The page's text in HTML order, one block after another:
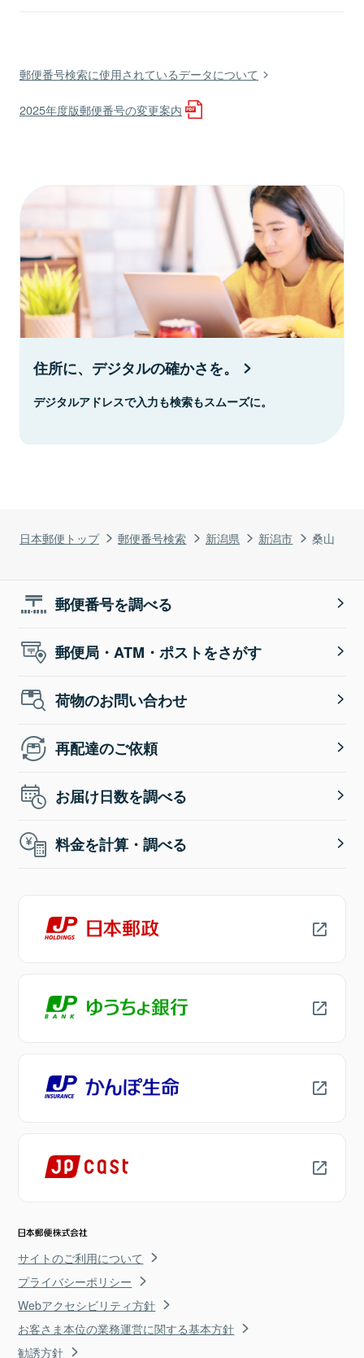
日本郵便トップ 郵便番号検索 新潟県 新潟市 桑山
郵便番号検索に使用されているデータについて
2025年度版郵便番号の変更案内
住所に、デジタルの確かさを。
デジタルアドレスで入力も検索もスムーズに。
郵便番号を調べる
郵便局・ATM・ポストをさがす
荷物のお問い合わせ
再配達のご依頼
お届け日数を調べる
料金を計算・調べる
サイトのご利用について
プライバシーポリシー
Webアクセシビリティ方針
お客さま本位の業務運営に関する基本方針
勧誘方針